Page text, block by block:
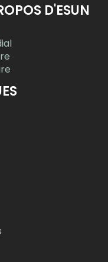
D'ESUN